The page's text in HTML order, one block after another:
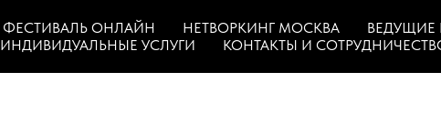
ФЕСТИВАЛЬ ОНЛАЙН НЕТВОРКИНГ МОСКВА ВЕДУЩИЕ
ИНДИВИДУАЛЬНЫЕ УСЛУГИ
КОНТАКТЫ И